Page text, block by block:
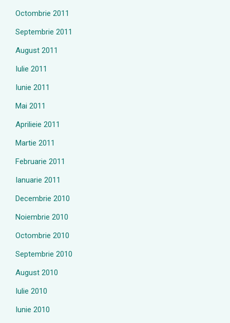
Octombrie 2011
Septembrie 2011
August 2011
Iulie 2011
Iunie 2011
Mai 2011
Aprilieie 2011
Martie 2011
Februarie 2011
Ianuarie 2011
Decembrie 2010
Noiembrie 2010
Octombrie 2010
Septembrie 2010
August 2010
Iulie 2010
Iunie 2010